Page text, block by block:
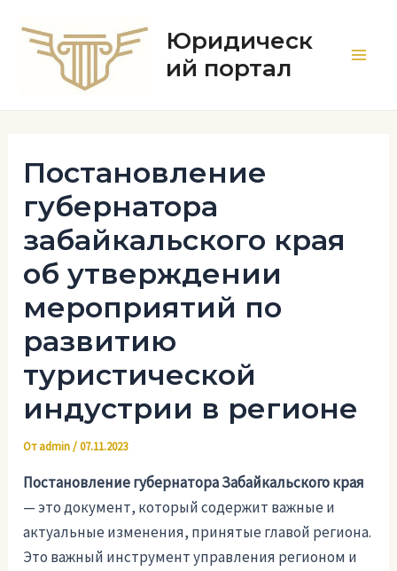
содержимому
Юридическ
ий портал
Постановление
губернатора
забайкальского края
об утверждении
мероприятий по
развитию
туристической
индустрии в регионе
Отadmin/07.11.2023
Постановление губернатора Забайкальского края
— это документ, который содержит важные и
актуальные изменения, принятые главой региона.
Это важный инструмент управления регионом и